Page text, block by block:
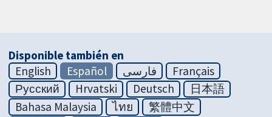
Disponible también en
English
Español فارسی
Français
Русский
Hrvatski Deutsch
日本語
Bahasa Malaysia
ไทย
繁體中文